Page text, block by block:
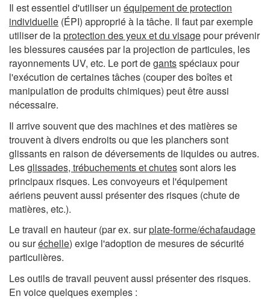
Il est essentiel d'utiliser un équipement de protection
individuelle (ÉPI) approprié à la tâche. Il faut par exemple
utiliser de laprotection des yeux et du visagepour prévenir
les blessures causées par la projection de particules, les
rayonnements UV, etc. Le port degantsspéciaux pour
l'exécution de certaines tâches (couper des boîtes et
manipulation de produits chimiques) peut être aussi
nécessaire.
Il arrive souvent que des machines et des matières se
trouvent à divers endroits ou que les planchers sont
glissants en raison de déversements de liquides ou autres.
Lesglissades, trébuchements et chutessont alors les
principaux risques. Les convoyeurs et l'équipement
aériens peuvent aussi présenter des risques (chute de
matières, etc.).
Le travail en hauteur (par ex. surplate-forme/échafaudage
ou suréchelle) exige l'adoption de mesures de sécurité
particulières.
Les outils de travail peuvent aussi présenter des risques.
En voice quelques exemples :